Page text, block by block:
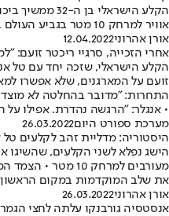
הקלע הישראלי
אוויר למרחק 10 מטר בגביע העולם בריו
אורן אהרוני12.04.2022
אחרי הזכייה, סרגיי ריכטר זועם:
הקלע הישראלי, שזכה יחד עם טל
זועם על המארגנים, שלא אפשרו
התחרות: "מדובר בהחלטה לא
• אנגלר: "הרגשה נהדרת. אפילו על
מערכת ספורט היום26.03.2022
היסטוריה: מדליית זהב לקלעים טל
הישג נפלא לשני הקלעים, שהשיגו
מעורבים למרחק 10
את שלב המוקדמות במקום הראשון הכללי,
אורן אהרוני26.03.2022
אנסטסיה גורבנקו עלתה לחצי הגמר ב-100